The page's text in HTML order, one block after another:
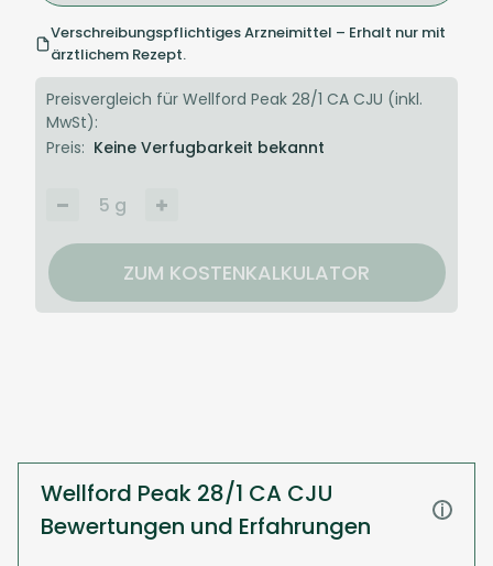
Verschreibungspflichtiges Arzneimittel – Erhalt nur mit
ärztlichem Rezept.
Preisvergleich für Wellford Peak 28/1 CA CJU (inkl.
MwSt):
Preis: Keine Verfugbarkeit bekannt
5 g
ZUM KOSTENKALKULATOR
Wellford Peak 28/1 CA CJU
Bewertungen und Erfahrungen
i